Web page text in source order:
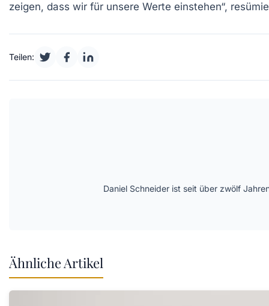
zeigen, dass wir für unsere Werte einstehen“,
Teilen:
Daniel Schneider ist seit über zwölf
Ähnliche Artikel